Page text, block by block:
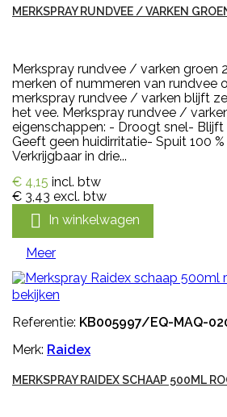
MERKSPRAY RUNDVEE / VARKEN
Merkspray rundvee / varken groen
merken of nummeren van rundvee
merkspray rundvee / varken blijft
het vee. Merkspray rundvee /
eigenschappen: - Droogt snel-
Geeft geen huidirritatie- Spuit 100
Verkrijgbaar in drie...
€ 4,15 incl. btw
€ 3,43 excl. btw
 In winkelwagen
Meer
bekijken
Referentie: KB005997/EQ-MAQ-
Merk: Raidex
MERKSPRAY RAIDEX SCHAAP 500ML